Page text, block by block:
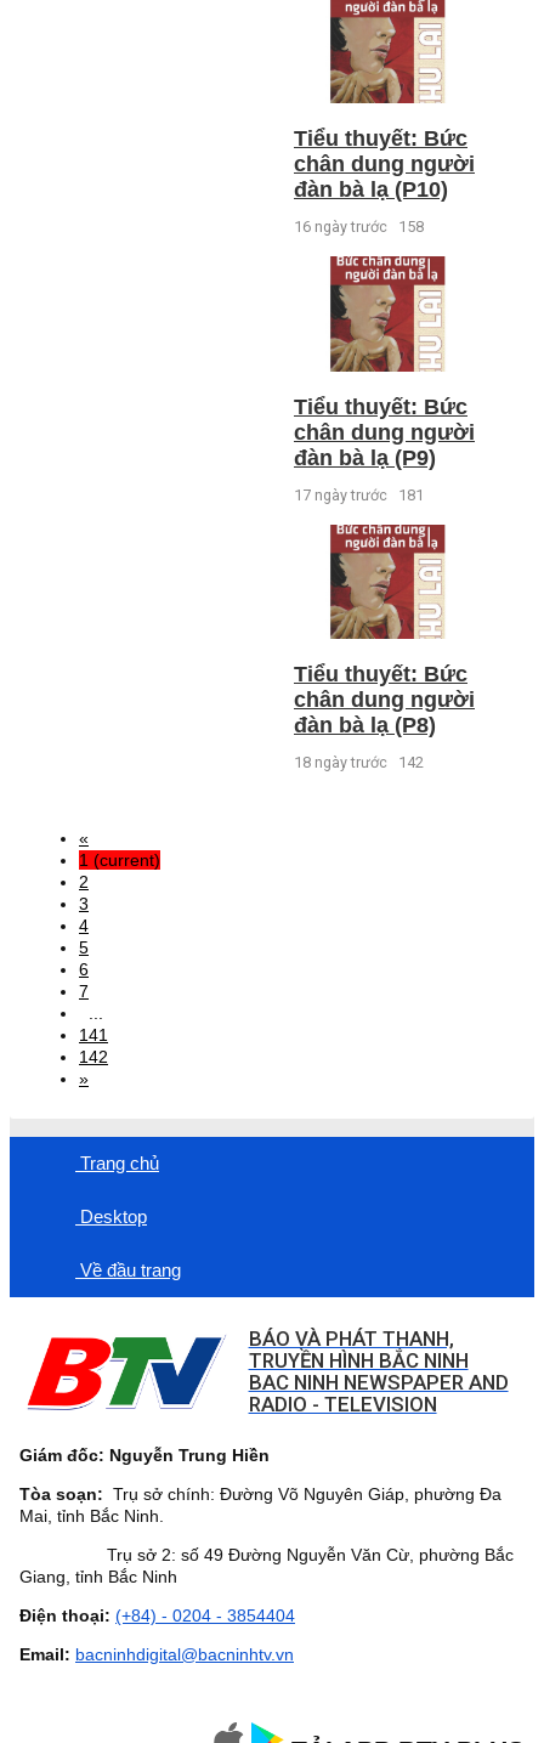
Tiểu thuyết: Bức
chân dung người
đàn bà lạ (P10)
16 ngày trước 158
Tiểu thuyết: Bức
chân dung người
đàn bà lạ (P9)
17 ngày trước 181
Tiểu thuyết: Bức
chân dung người
đàn bà lạ (P8)
18 ngày trước 142
«
1 (current)
2
3
4
5
6
7
...
141
142
»
Trang chủ
Desktop
Về đầu trang
BÁO VÀ PHÁT THANH,
TRUYỀN HÌNH BẮC NINH
BAC NINH NEWSPAPER AND
RADIO - TELEVISION
Giám đốc: Nguyễn Trung Hiền
Tòa soạn: Trụ sở chính: Đường Võ Nguyên Giáp, phường Đa
Mai, tỉnh Bắc Ninh.
Trụ sở 2: số 49 Đường Nguyễn Văn Cừ, phường Bắc
Giang, tỉnh Bắc Ninh
Điện thoại: (+84) - 0204 - 3854404
Email: bacninhdigital@bacninhtv.vn